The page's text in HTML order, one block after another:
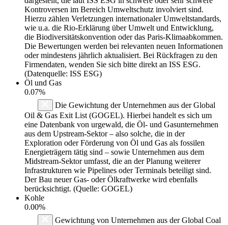
Kontroversen im Bereich Umweltschutz involviert sind.
Hierzu zählen Verletzungen internationaler Umweltstandards,
wie u.a. die Rio-Erklärung über Umwelt und Entwicklung,
die Biodiversitätskonvention oder das Paris-Klimaabkommen.
Die Bewertungen werden bei relevanten neuen Informationen
oder mindestens jährlich aktualisiert. Bei Rückfragen zu den
Firmendaten, wenden Sie sich bitte direkt an ISS ESG.
(Datenquelle: ISS ESG)
Öl und Gas
0.07%
Die Gewichtung der Unternehmen aus der Global
Oil & Gas Exit List (GOGEL). Hierbei handelt es sich um
eine Datenbank von urgewald, die Öl- und Gasunternehmen
aus dem Upstream-Sektor – also solche, die in der
Exploration oder Förderung von Öl und Gas als fossilen
Energieträgern tätig sind – sowie Unternehmen aus dem
Midstream-Sektor umfasst, die an der Planung weiterer
Infrastrukturen wie Pipelines oder Terminals beteiligt sind.
Der Bau neuer Gas- oder Ölkraftwerke wird ebenfalls
berücksichtigt. (Quelle: GOGEL)
Kohle
0.00%
Gewichtung von Unternehmen aus der Global Coal